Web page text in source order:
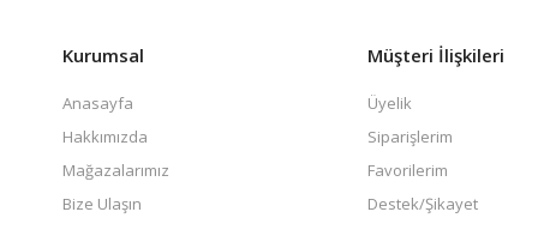
Kurumsal
Anasayfa
Hakkımızda
Mağazalarımız
Bize Ulaşın
Müşteri İlişkileri
Üyelik
Siparişlerim
Favorilerim
Destek/Şikayet